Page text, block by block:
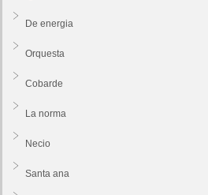
De energia
Orquesta
Cobarde
La norma
Necio
Santa ana